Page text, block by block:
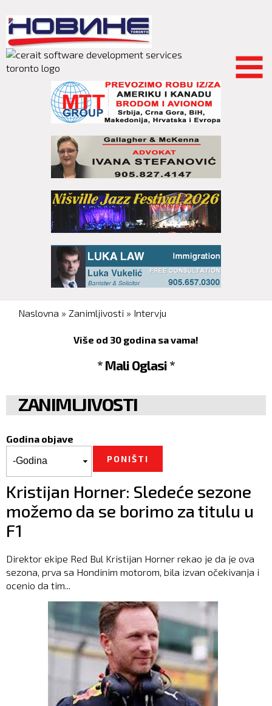
main
content
You are here
Naslovna » Zanimljivosti » Intervju
Više od 30 godina sa vama!
* Mali Oglasi *
ZANIMLJIVOSTI
Godina objave
Kristijan Horner: Sledeće sezone
možemo da se borimo za titulu u
F1
Direktor ekipe Red Bul Kristijan Horner rekao je da je ova
sezona, prva sa Hondinim motorom, bila izvan očekivanja i
ocenio da tim...